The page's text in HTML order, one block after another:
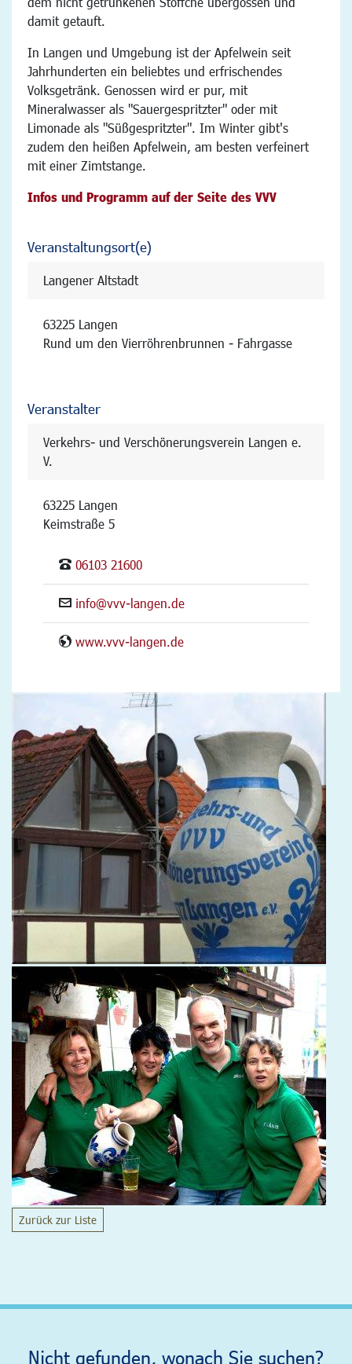
damit getauft.
In Langen und Umgebung ist der Apfelwein seit
Jahrhunderten ein beliebtes und erfrischendes
Volksgetränk. Genossen wird er pur, mit
Mineralwasser als "Sauergespritzter" oder mit
Limonade als "Süßgespritzter". Im Winter gibt's
zudem den heißen Apfelwein, am besten verfeinert
mit einer Zimtstange.
Infos und Programm auf der Seite des VVV
Veranstaltungsort(e)
Langener Altstadt
63225 Langen
Rund um den Vierröhrenbrunnen - Fahrgasse
Veranstalter
Verkehrs- und Verschönerungsverein Langen e.
V.
63225 Langen
Keimstraße 5
06103 21600
info@vvv-langen.de
www.vvv-langen.de
Zurück zur Liste
Nicht gefunden, wonach Sie suchen?